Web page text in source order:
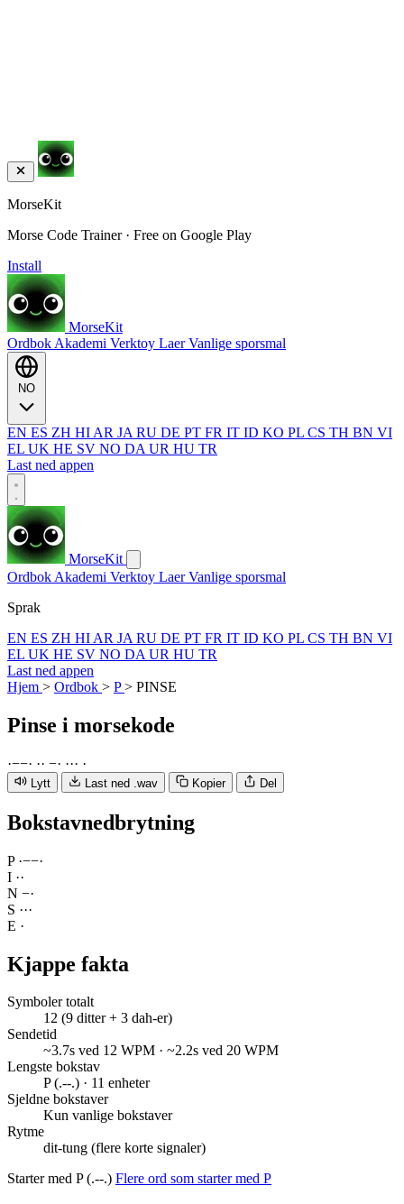
MorseKit
Morse Code Trainer · Free on Google Play
Install
MorseKit
Ordbok Akademi Verktoy LaerVanlige sporsmal
EN ES ZH HI AR JA RU DE PT FR IT ID KO PL CS TH BN VI
EL UK HE SV NO DA UR HU TR
Last ned appen
MorseKit
Ordbok Akademi Verktoy LaerVanlige sporsmal
Sprak
EN ES ZH HI AR JA RU DE PT FR IT ID KO PL CS TH BN VI
EL UK HE SV NO DA UR HU TR
Last ned appen
Hjem > Ordbok > P> PINSE
Pinse i morsekode
·−−· ·· −· ··· ·
Lytt Last ned .wav Kopier Del
Bokstavnedbrytning
P ·−−·
I ··
N −·
S ···
E ·
Kjappe fakta
Symboler totalt
12 (9 ditter + 3 dah-er)
Sendetid
~3.7s ved 12 WPM · ~2.2s ved 20 WPM
Lengste bokstav
P (.--.) · 11 enheter
Sjeldne bokstaver
Kun vanlige bokstaver
Rytme
dit-tung (flere korte signaler)
Starter med P (.--.) Flere ord som starter med P